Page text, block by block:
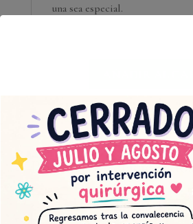
una sea especial.
Productos relacionados